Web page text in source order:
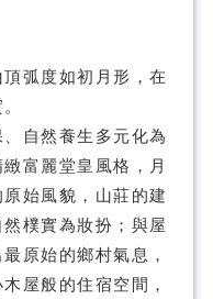
弧度如初月形，在
自然養生多元化為
富麗堂皇風格，月
始風貌，山莊的建
樸實為妝扮；與屋
原始的鄉村氣息，
屋般的住宿空間，